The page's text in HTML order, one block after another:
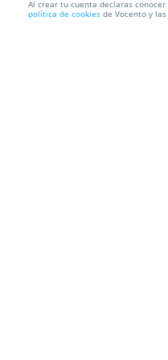
Sesión de fisioterapia
Al crear tu cuenta declaras conocer
política de cookies de Vocento y las